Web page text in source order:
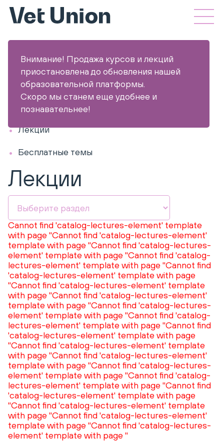
Внимание! Продажа курсов и лекций
приостановлена до обновления нашей
образовательной платформы.
Скоро мы станем еще удобнее и
познавательнее!
Курсы
Лекции
Бесплатные темы
Лекции
Cannot find 'catalog-lectures-element' template
with page ''Cannot find 'catalog-lectures-element'
template with page ''Cannot find 'catalog-lectures-
element' template with page ''Cannot find 'catalog-
lectures-element' template with page ''Cannot find
'catalog-lectures-element' template with page
''Cannot find 'catalog-lectures-element' template
with page ''Cannot find 'catalog-lectures-element'
template with page ''Cannot find 'catalog-lectures-
element' template with page ''Cannot find 'catalog-
lectures-element' template with page ''Cannot find
'catalog-lectures-element' template with page
''Cannot find 'catalog-lectures-element' template
with page ''Cannot find 'catalog-lectures-element'
template with page ''Cannot find 'catalog-lectures-
element' template with page ''Cannot find 'catalog-
lectures-element' template with page ''Cannot find
'catalog-lectures-element' template with page
''Cannot find 'catalog-lectures-element' template
with page ''Cannot find 'catalog-lectures-element'
template with page ''Cannot find 'catalog-lectures-
element' template with page ''